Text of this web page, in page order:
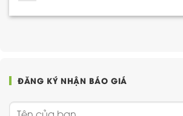
ĐĂNG KÝ NHẬN BÁO GIÁ